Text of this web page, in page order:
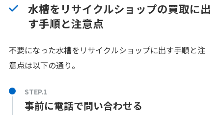
水槽をリサイクルショップの買取に出
す手順と注意点
不要になった水槽をリサイクルショップに出す手順と注
意点は以下の通り。
事前に電話で問い合わせる